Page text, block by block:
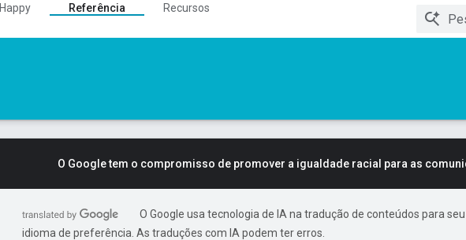
Happy Referência Recursos
O Google tem o compromisso de promover a igualdade racial para as
O Google usa tecnologia de IA na tradução de conteúdos para seu
idioma de preferência. As traduções com IA podem ter erros.